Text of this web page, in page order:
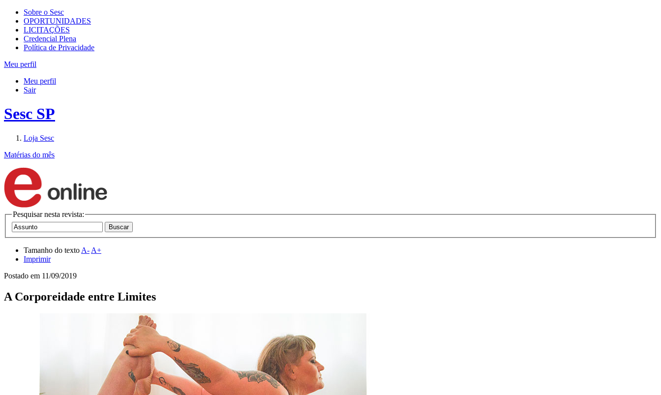
Sobre o Sesc
OPORTUNIDADES
LICITAÇÕES
Credencial Plena
Política de Privacidade
Meu perfil
Meu perfil
Sair
Sesc SP
Loja Sesc
Matérias do mês
Pesquisar nesta revista:
Tamanho do texto A- A+
Imprimir
Postado em 11/09/2019
A Corporeidade entre Limites